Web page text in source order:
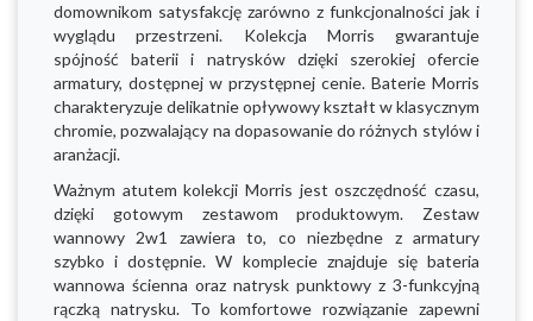
domownikom satysfakcję zarówno z funkcjonalności jak i
wyglądu przestrzeni. Kolekcja Morris gwarantuje
spójność baterii i natrysków dzięki szerokiej ofercie
armatury, dostępnej w przystępnej cenie. Baterie Morris
charakteryzuje delikatnie opływowy kształt w klasycznym
chromie, pozwalający na dopasowanie do różnych stylów i
aranżacji.
Ważnym atutem kolekcji Morris jest oszczędność czasu,
dzięki gotowym zestawom produktowym. Zestaw
wannowy 2w1 zawiera to, co niezbędne z armatury
szybko i dostępnie. W komplecie znajduje się bateria
wannowa ścienna oraz natrysk punktowy z 3-funkcyjną
rączką natrysku. To komfortowe rozwiązanie zapewni